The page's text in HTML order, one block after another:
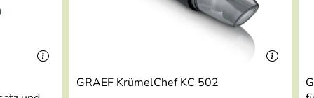
GRAEF KrümelChef KC 502